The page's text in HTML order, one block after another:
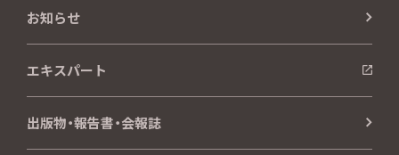
お知らせ
エキスパート
出版物・報告書・会報誌